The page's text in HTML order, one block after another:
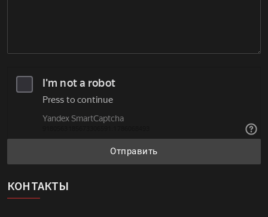
Отправить
КОНТАКТЫ